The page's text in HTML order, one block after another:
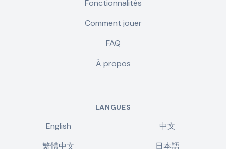
Fonctionnalités
Comment jouer
FAQ
À propos
LANGUES
English
中文
繁體中文
日本語